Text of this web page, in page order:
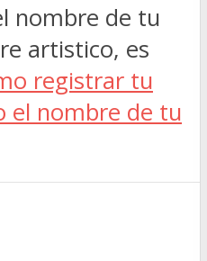
nombre de tu
artistico, es
registrar tu
el nombre de tu